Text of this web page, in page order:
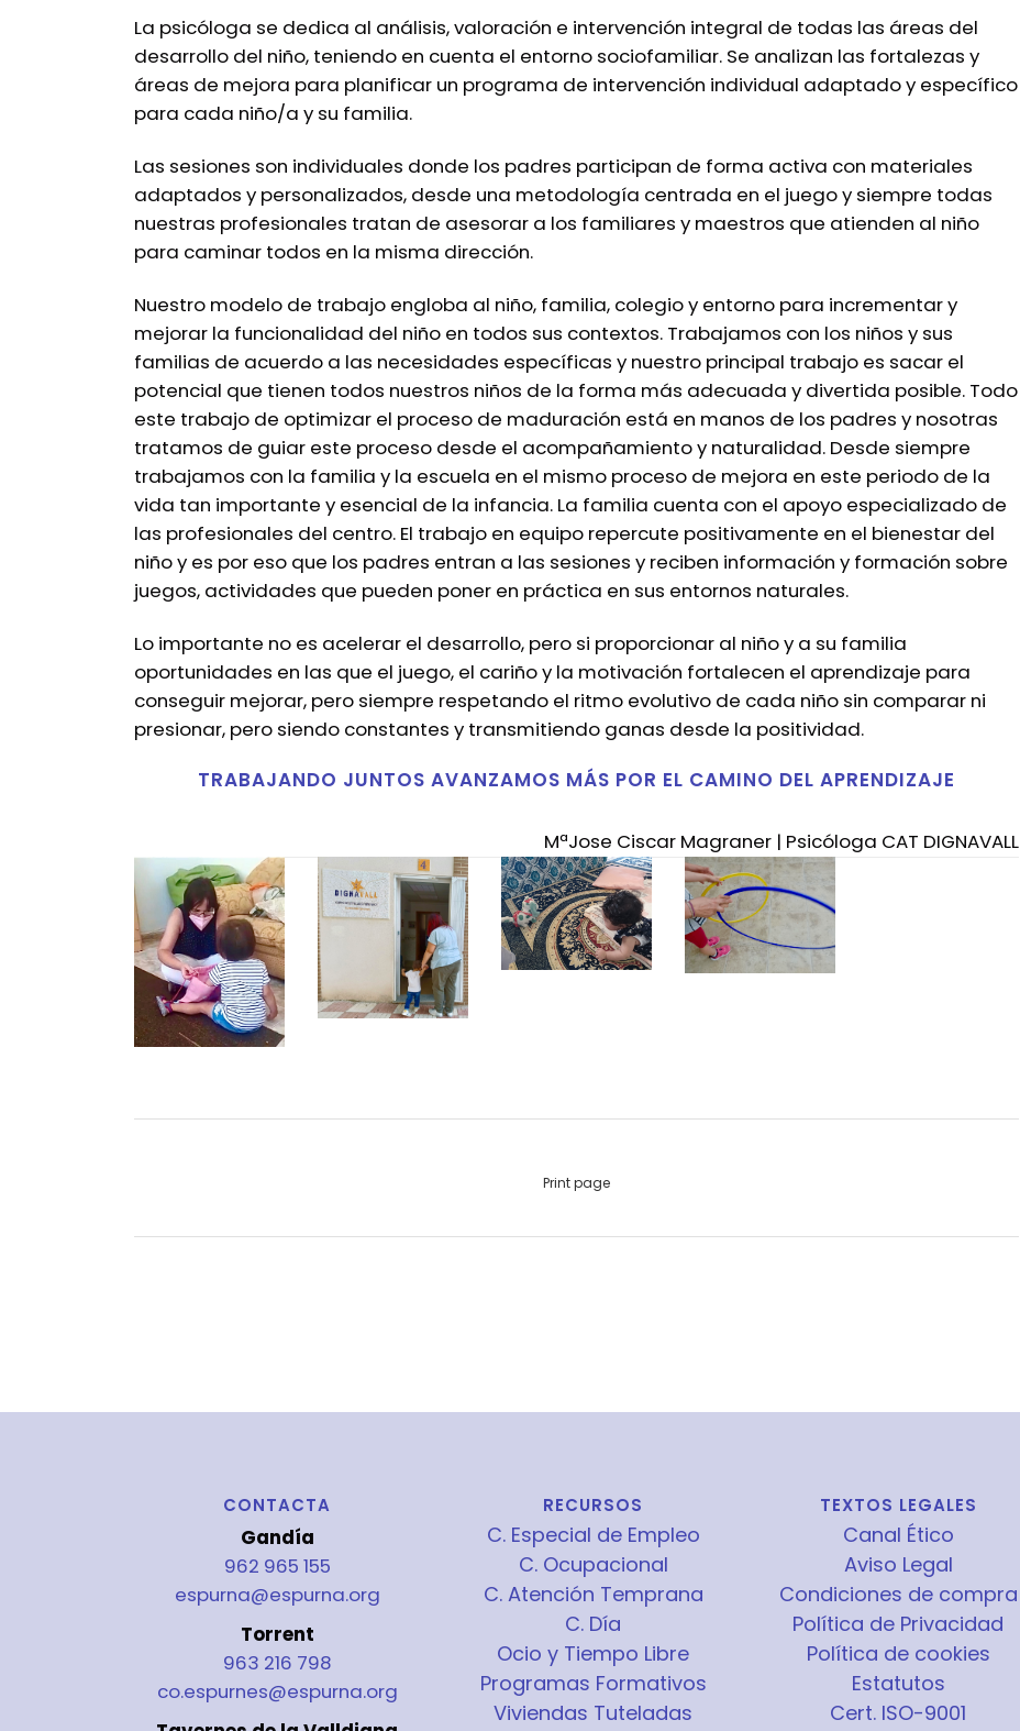
La psicóloga se dedica al análisis, valoración e intervención integral de todas las áreas del
desarrollo del niño, teniendo en cuenta el entorno sociofamiliar. Se analizan las fortalezas y
áreas de mejora para planificar un programa de intervención individual adaptado y específico
para cada niño/a y su familia.
Las sesiones son individuales donde los padres participan de forma activa con materiales
adaptados y personalizados, desde una metodología centrada en el juego y siempre todas
nuestras profesionales tratan de asesorar a los familiares y maestros que atienden al niño
para caminar todos en la misma dirección.
Nuestro modelo de trabajo engloba al niño, familia, colegio y entorno para incrementar y
mejorar la funcionalidad del niño en todos sus contextos. Trabajamos con los niños y sus
familias de acuerdo a las necesidades específicas y nuestro principal trabajo es sacar el
potencial que tienen todos nuestros niños de la forma más adecuada y divertida posible. Todo
este trabajo de optimizar el proceso de maduración está en manos de los padres y nosotras
tratamos de guiar este proceso desde el acompañamiento y naturalidad. Desde siempre
trabajamos con la familia y la escuela en el mismo proceso de mejora en este periodo de la
vida tan importante y esencial de la infancia. La familia cuenta con el apoyo especializado de
las profesionales del centro. El trabajo en equipo repercute positivamente en el bienestar del
niño y es por eso que los padres entran a las sesiones y reciben información y formación sobre
juegos, actividades que pueden poner en práctica en sus entornos naturales.
Lo importante no es acelerar el desarrollo, pero si proporcionar al niño y a su familia
oportunidades en las que el juego, el cariño y la motivación fortalecen el aprendizaje para
conseguir mejorar, pero siempre respetando el ritmo evolutivo de cada niño sin comparar ni
presionar, pero siendo constantes y transmitiendo ganas desde la positividad.
TRABAJANDO JUNTOS AVANZAMOS MÁS POR EL CAMINO DEL APRENDIZAJE
MªJose Ciscar Magraner | Psicóloga CAT DIGNAVALL
Print page
CONTACTA
Gandía
962 965 155
espurna@espurna.org
Torrent
963 216 798
co.espurnes@espurna.org
RECURSOS
C. Especial de Empleo
C. Ocupacional
C. Atención Temprana
C. Día
Ocio y Tiempo Libre
Programas Formativos
Viviendas Tuteladas
TEXTOS LEGALES
Canal Ético
Aviso Legal
Condiciones de compra
Política de Privacidad
Política de cookies
Estatutos
Cert. ISO-9001